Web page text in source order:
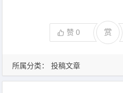
赞0 赏
所属分类： 投稿文章